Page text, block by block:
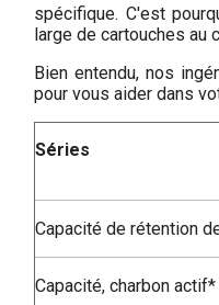
spécifique. C'est
large de cartouches au
Bien entendu, nos
pour vous aider dans
Séries
Capacité de rétention
Capacité, charbon actif*